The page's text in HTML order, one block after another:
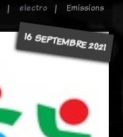
electro Emissions
16 SEPTEMBRE 2021